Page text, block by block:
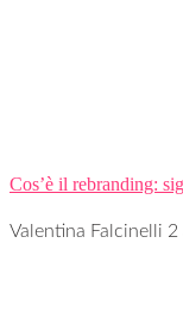
Cos’è il rebranding:
Valentina Falcinelli 2